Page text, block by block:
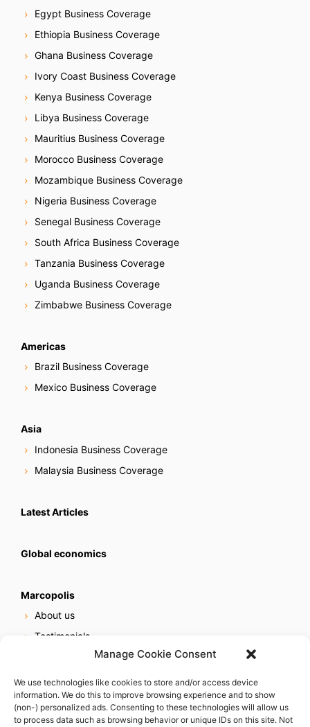
Manage Cookie Consent
We use technologies like cookies to store and/or access device
information. We do this to improve browsing experience and to show
(non-) personalized ads. Consenting to these technologies will allow us
to process data such as browsing behavior or unique IDs on this site. Not
Egypt Business Coverage
Ethiopia Business Coverage
Ghana Business Coverage
Ivory Coast Business Coverage
Kenya Business Coverage
Libya Business Coverage
Mauritius Business Coverage
Morocco Business Coverage
Mozambique Business Coverage
Nigeria Business Coverage
Senegal Business Coverage
South Africa Business Coverage
Tanzania Business Coverage
Uganda Business Coverage
Zimbabwe Business Coverage
Americas
Brazil Business Coverage
Mexico Business Coverage
Asia
Indonesia Business Coverage
Malaysia Business Coverage
Latest Articles
Global economics
Marcopolis
About us
Testimonials
Online reputation service
Careers
Contact us